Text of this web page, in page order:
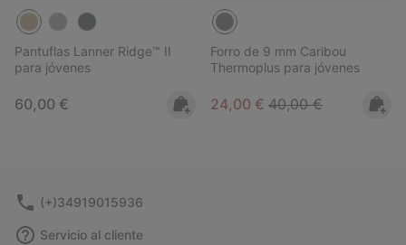
Pantuflas Lanner Ridge™ II
para jóvenes
Regular price:
60,00 €
Forro de 9 mm Caribou
Thermoplus para jóvenes
Sale price:
24,00 € Regular price:
40,00 €
(+)34919015936
Servicio al cliente